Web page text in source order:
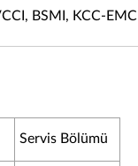
BSMI, KCC-EMC
Servis Bölümü